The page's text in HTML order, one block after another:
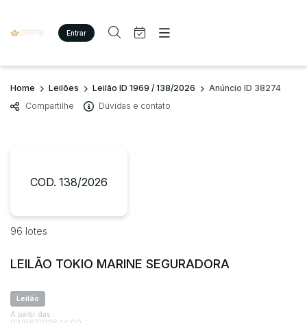
Entrar
Criar conta Entrar
Site
Agenda
Quem Somos
Imóveis
Veículos
Carros
Utilitário
Busca por palavra-chave
Bairro
Judiciais Extrajudiciais
R$
Quem Somos
Home Leilões Leilão ID 1969 / 138/2026
Anúncio ID 38274
Compartilhe
Dúvidas e contato
COD. 138/2026
96 lotes
LEILÃO TOKIO MARINE SEGURADORA
Leilão
A partir das